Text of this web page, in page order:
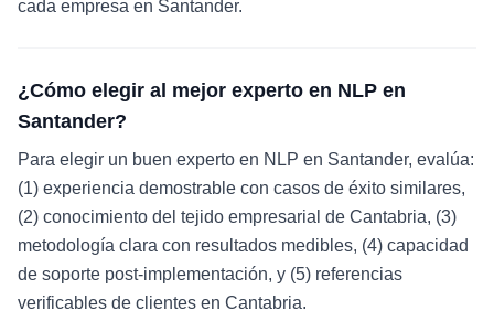
cada empresa en Santander.
¿Cómo elegir al mejor experto en NLP en
Santander?
Para elegir un buen experto en NLP en Santander, evalúa:
(1) experiencia demostrable con casos de éxito similares,
(2) conocimiento del tejido empresarial de Cantabria, (3)
metodología clara con resultados medibles, (4) capacidad
de soporte post-implementación, y (5) referencias
verificables de clientes en Cantabria.